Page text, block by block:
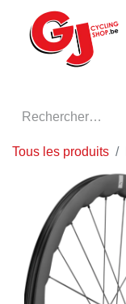
Tous les produits